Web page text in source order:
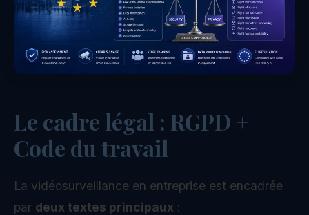
Le cadre légal : RGPD +
Code du travail
La vidéosurveillance en entreprise est encadrée
par deux textes principaux :